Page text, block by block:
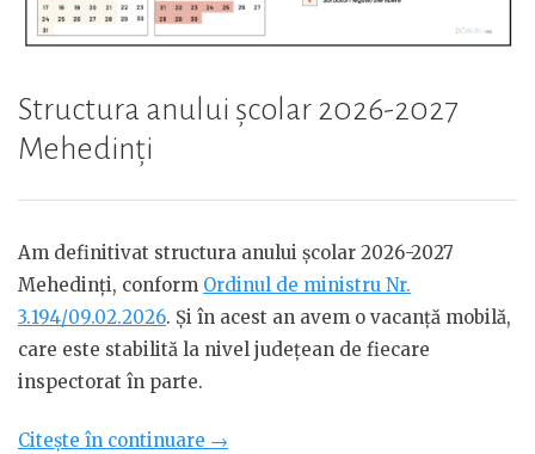
Structura anului școlar 2026-2027
Mehedinți
Am definitivat structura anului școlar 2026-2027
Mehedinți, conform Ordinul de ministru Nr.
3.194/09.02.2026. Și în acest an avem o vacanță mobilă,
care este stabilită la nivel județean de fiecare
inspectorat în parte.
Citește în continuare „Structura
→